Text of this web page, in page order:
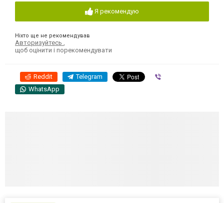
Я рекомендую
Ніхто ще не рекомендував
Авторизуйтесь ,
щоб оцінити і порекомендувати
Reddit Telegram
WhatsApp